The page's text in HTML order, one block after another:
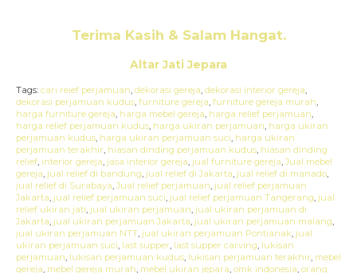
Terima Kasih & Salam Hangat.
Altar Jati Jepara
Tags: cari reief perjamuan dekorasi gereja dekorasi interior gereja
dekorasi perjamuan kudus furniture gereja furniture gereja murah
harga furniture gereja harga mebel gereja harga relief perjamuan
harga relief perjamuan kudus harga ukiran perjamuan harga ukiran
perjamuan kudus harga ukiran perjamuan suci harga ukiran
perjamuan terakhir hiasan dinding perjamuan kudus hiasan dinding
relief interior gereja jasa interior gereja jual furniture gereja ,Jual mebel
gereja jual relief di bandung jual relief di Jakarta jual relief di manado
jual relief di Surabaya ,Jual relief perjamuan jual relief perjamuan
Jakarta jual relief perjamuan suci jual relief perjamuan Tangerang jual
relief ukiran jati jual ukiran perjamuan jual ukiran perjamuan di
Jakarta jual ukiran perjamuan Jakarta jual ukiran perjamuan malang
jual ukiran perjamuan NTT jual ukiran perjamuan Pontianak jual
ukiran perjamuan suci last supper last supper carving lukisan
perjamuan lukisan perjamuan kudus lukisan perjamuan terakhir mebel
gereja mebel gereja murah mebel ukiran jepara omk indonesia orang